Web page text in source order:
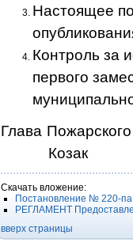
Настоящее
Контроль за
первого
Глава
Козак
Скачать вложение:
Постановление № 220-
РЕГЛАМЕНТ
вверх страницы